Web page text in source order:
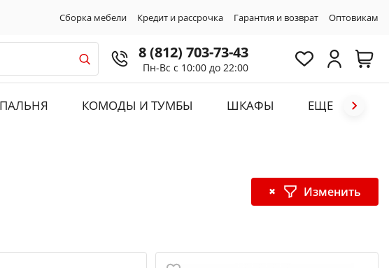
Сборка мебели Кредит и рассрочка Гарантия и возврат Оптовикам
8 (812) 703-73-43
Пн-Вс с 10:00 до 22:00
КОМОДЫ И ТУМБЫ ШКАФЫ ЕЩЕ
Изменить